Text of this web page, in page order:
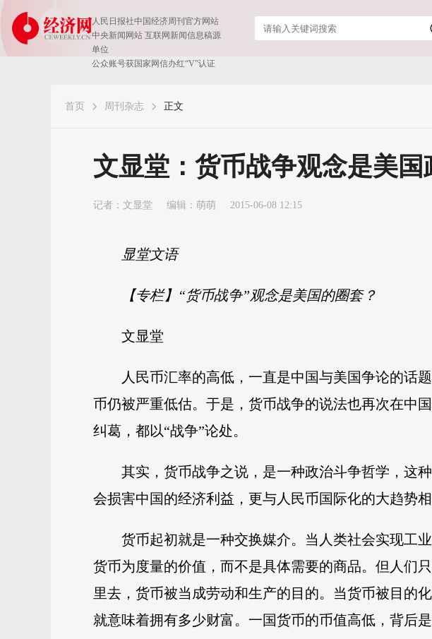
人民日报社中国经济周刊官方网站
中央新闻网站 互联网新闻信息稿源
单位
公众账号获国家网信办红“V”认证
首页 周刊杂志 正文
文显堂：货币战争观念是美
记者： 文显堂 编辑：萌萌 2015-06-08 12:15
显堂文语
【专栏】“货币战争”观念是美国的圈套？
文显堂
人民币汇率的高低，一直是中国与美国争论的话
币仍被严重低估。于是，货币战争的说法也再次在中
纠葛，都以“战争”论处。
其实，货币战争之说，是一种政治斗争哲学，这
会损害中国的经济利益，更与人民币国际化的大趋势相
货币起初就是一种交换媒介。当人类社会实现工
货币为度量的价值，而不是具体需要的商品。但人们
里去，货币被当成劳动和生产的目的。当货币被目的
就意味着拥有多少财富。一国货币的币值高低，背后